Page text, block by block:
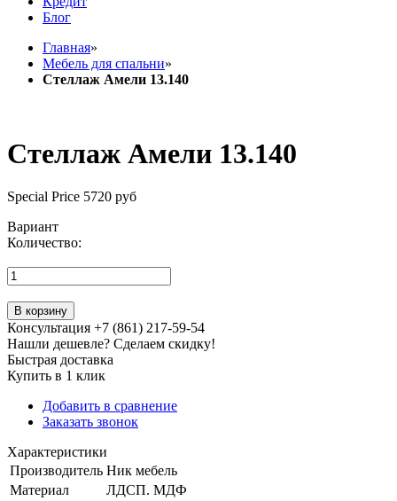
Блог
Главная»
Мебель для спальни»
Стеллаж Амели 13.140
Стеллаж Амели 13.140
Special Price 5720 руб
Вариант
Количество:
В корзину
Консультация +7 (861) 217-59-54
Нашли дешевле? Сделаем скидку!
Быстрая доставка
Купить в 1 клик
Добавить в сравнение
Заказать звонок
Характеристики
Производитель Ник мебель
Материал
ЛДСП. МДФ